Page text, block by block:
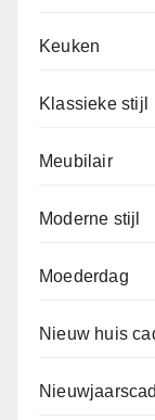
Keuken
Klassieke stijl
Meubilair
Moderne stijl
Moederdag
Nieuw huis